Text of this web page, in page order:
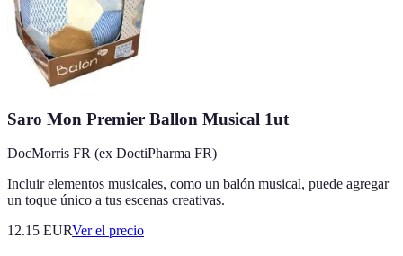
Saro Mon Premier Ballon Musical 1ut
DocMorris FR (ex DoctiPharma FR)
Incluir elementos musicales, como un balón musical, puede agregar
un toque único a tus escenas creativas.
12.15 EURVer el precio